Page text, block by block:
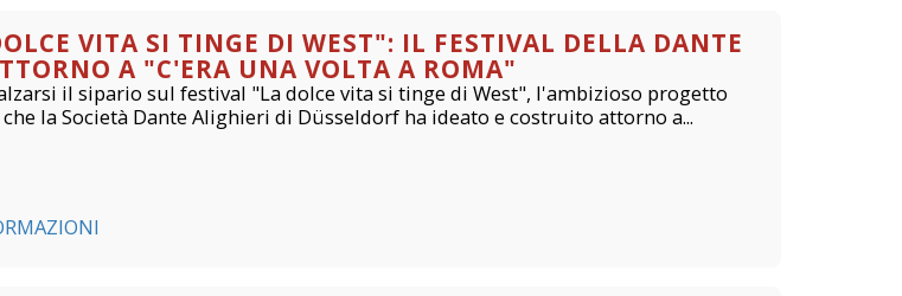
VITA SI TINGE DI WEST": IL FESTIVAL DELLA DANTE
A "C'ERA UNA VOLTA A ROMA"
il sipario sul festival "La dolce vita si tinge di West", l'ambizioso progetto
la Società Dante Alighieri di Düsseldorf ha ideato e costruito attorno a...